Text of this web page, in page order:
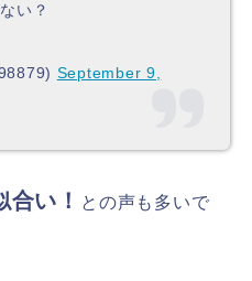
い？
September 9,
合い！
との声も多いで